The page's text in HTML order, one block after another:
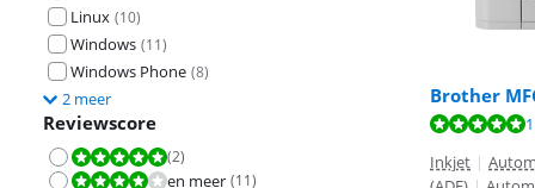
Linux (10)
Windows (11)
Windows Phone (8)
2 meer
Reviewscore
Beoordeling is 10 van de 10.
(2)
Beoordeling is 8,0 van de 10.
en meer (11)
Brother
Beoordeling is
Inkjet |
Beoordeling is